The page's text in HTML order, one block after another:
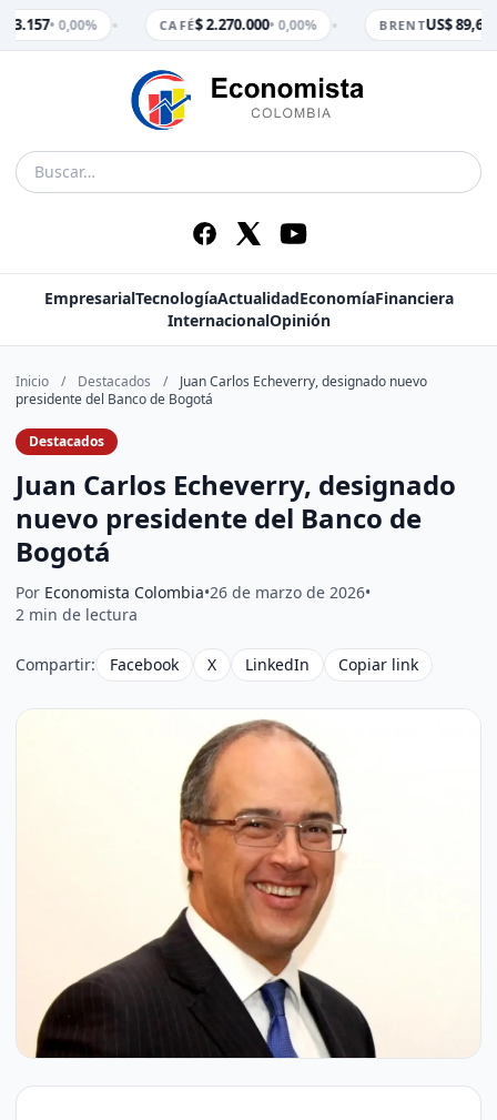
3.157• 0,00% CAFÉ$ 2.270.000• 0,00% BRENTUS$ 89,65
EmpresarialTecnologíaActualidadEconomíaFinanciera
InternacionalOpinión
Inicio / Destacados /
Juan Carlos Echeverry, designado nuevo
presidente del Banco de Bogotá
Destacados
Juan Carlos Echeverry, designado
nuevo presidente del Banco de
Bogotá
Por Economista Colombia•26 de marzo de 2026•
2 min de lectura
Compartir: Facebook X LinkedIn Copiar link